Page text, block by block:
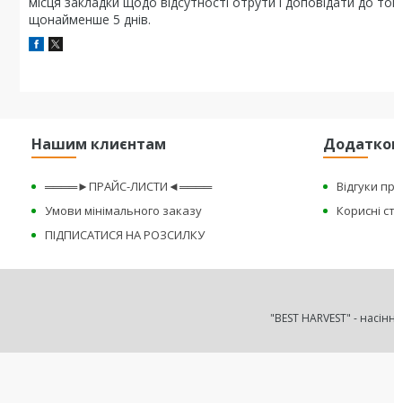
щонайменше 5 днів.
Нашим клиєнтам
════►ПРАЙС-ЛИСТИ◄════
Умови мінімального заказу
ПІДПИСАТИСЯ НА РОЗСИЛКУ
Відгуки
Корисні